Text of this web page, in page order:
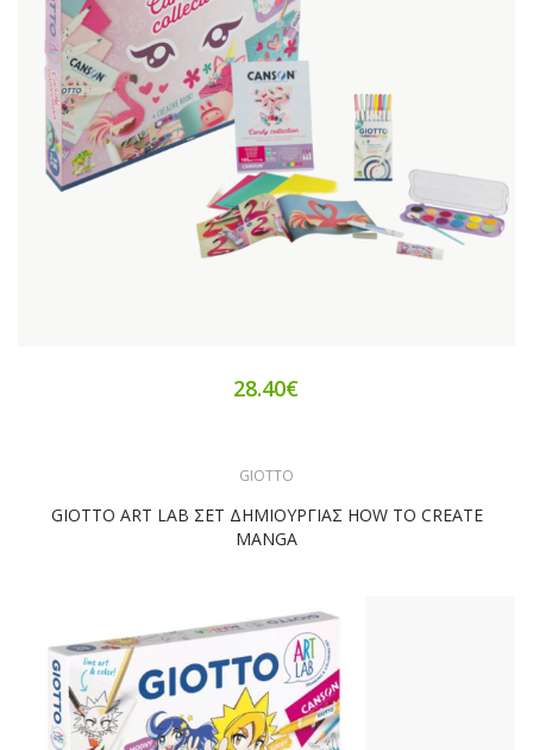
28.40€
GIOTTO
GIOTTO ART LAB ΣΕΤ ΔΗΜΙΟΥΡΓΙΑΣ HOW TO CREATE
MANGA